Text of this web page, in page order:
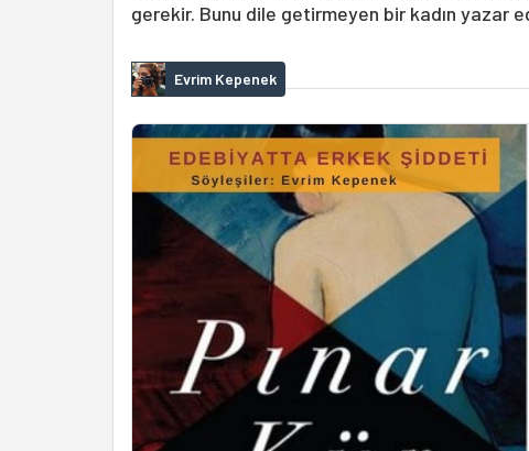
gerekir. Bunu dile getirmeyen bir kadın yazar
Evrim Kepenek